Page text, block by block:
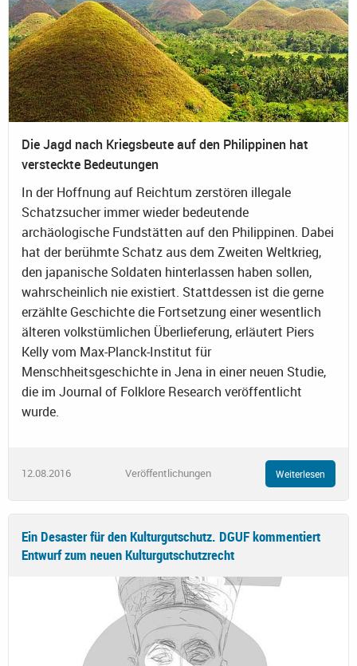
Die Jagd nach Kriegsbeute auf den Philippinen hat
versteckte Bedeutungen
In der Hoffnung auf Reichtum zerstören illegale
Schatzsucher immer wieder bedeutende
archäologische Fundstätten auf den Philippinen. Dabei
hat der berühmte Schatz aus dem Zweiten Weltkrieg,
den japanische Soldaten hinterlassen haben sollen,
wahrscheinlich nie existiert. Stattdessen ist die gerne
erzählte Geschichte die Fortsetzung einer wesentlich
älteren volkstümlichen Überlieferung, erläutert Piers
Kelly vom Max-Planck-Institut für
Menschheitsgeschichte in Jena in einer neuen Studie,
die im Journal of Folklore Research veröffentlicht
wurde.
12.08.2016 Veröffentlichungen Weiterlesen
Ein Desaster für den Kulturgutschutz. DGUF kommentiert
Entwurf zum neuen Kulturgutschutzrecht